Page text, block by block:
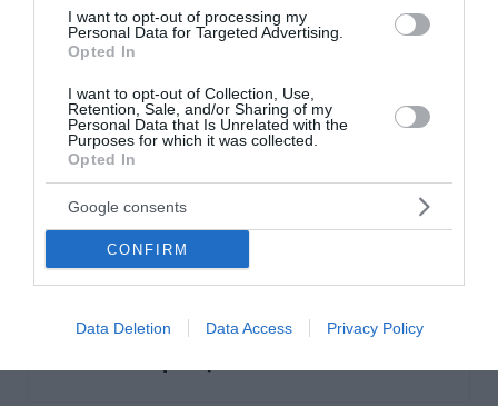
I want to opt-out of processing my
Personal Data for Targeted Advertising.
Opted In
I want to opt-out of Collection, Use,
Retention, Sale, and/or Sharing of my
Personal Data that Is Unrelated with the
Purposes for which it was collected.
Opted In
Google consents
CONFIRM
Data Deletion Data Access Privacy Policy
στην αποφυγή επανάληψης ενός τέτοιου κύκλου:
«Θα μπορούσε να είναι μια επαρκής υπενθύμιση
φιλελευθερισμό. Ας ελπίσουμε ότι θα αποφύγουμε
να διανύσουμε τον πλήρη κύκλο, όπως κάναμε τον
20ό αιώνα, κάτι που θα ήταν πραγματικά τρομερό»,
καταλήγει.
Ακολουθήστε το Lykavitos.gr
και μάθετε πρώτοι όλες τις